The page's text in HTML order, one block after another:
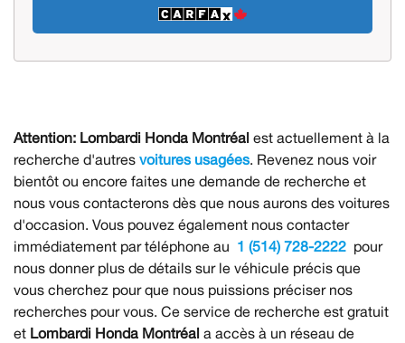
Attention: Lombardi Honda Montréal est actuellement à la
recherche d'autres voitures usagées. Revenez nous voir
bientôt ou encore faites une demande de recherche et
nous vous contacterons dès que nous aurons des voitures
d'occasion. Vous pouvez également nous contacter
immédiatement par téléphone au 1 (514) 728-2222 pour
nous donner plus de détails sur le véhicule précis que
vous cherchez pour que nous puissions préciser nos
recherches pour vous. Ce service de recherche est gratuit
et Lombardi Honda Montréal a accès à un réseau de